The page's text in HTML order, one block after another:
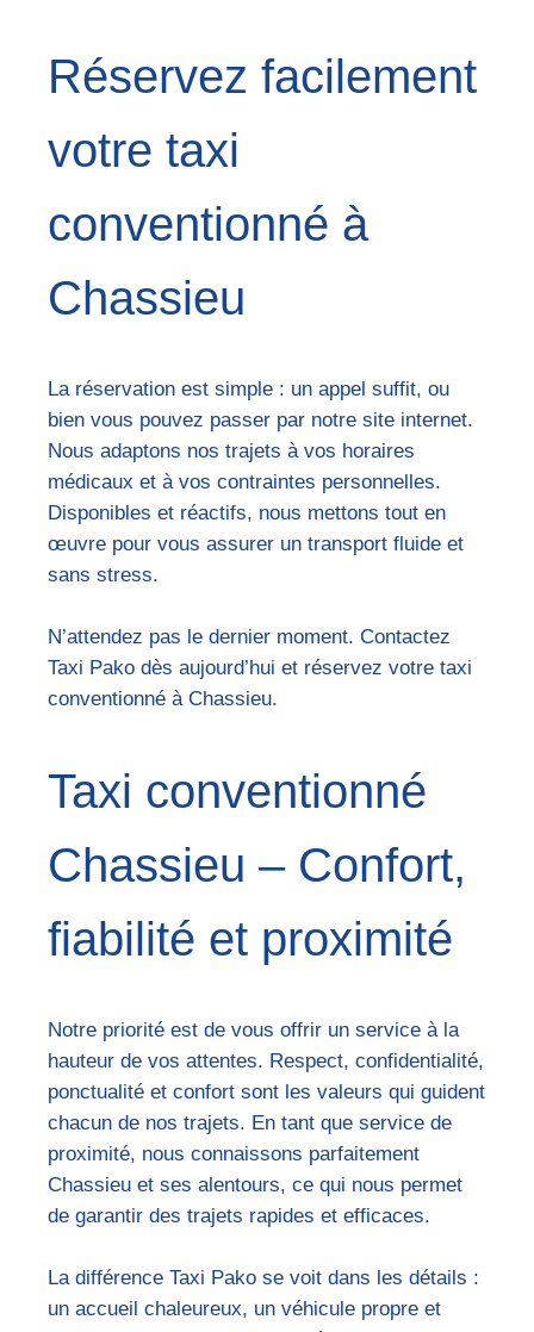
Réservez facilement
votre taxi
conventionné à
Chassieu
La réservation est simple : un appel suffit, ou
bien vous pouvez passer par notre site internet.
Nous adaptons nos trajets à vos horaires
médicaux et à vos contraintes personnelles.
Disponibles et réactifs, nous mettons tout en
œuvre pour vous assurer un transport fluide et
sans stress.
N’attendez pas le dernier moment. Contactez
Taxi Pako dès aujourd’hui et réservez votre taxi
conventionné à Chassieu.
Taxi conventionné
Chassieu – Confort,
fiabilité et proximité
Notre priorité est de vous offrir un service à la
hauteur de vos attentes. Respect, confidentialité,
ponctualité et confort sont les valeurs qui guident
chacun de nos trajets. En tant que service de
proximité, nous connaissons parfaitement
Chassieu et ses alentours, ce qui nous permet
de garantir des trajets rapides et efficaces.
La différence Taxi Pako se voit dans les détails :
un accueil chaleureux, un véhicule propre et